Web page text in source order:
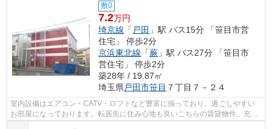
敷0
7.2万円
埼京線 「 戸田 」駅 バス15分 「笹目市営
住宅」 停歩2分
京浜東北線 「蕨 」駅 バス27分 「笹目市
営住宅」 停歩2分
築28年 / 19.87㎡
埼玉県 戸田市笹目 ７丁目７－２４
室内設備はエアコン・CATV・ロフトなど豊富に揃っており、過ごしやすい
お部屋になっております。転居先に住み心地も良いこちらの賃貸物件。充実
した新生活を過ごしましょう。アパート...